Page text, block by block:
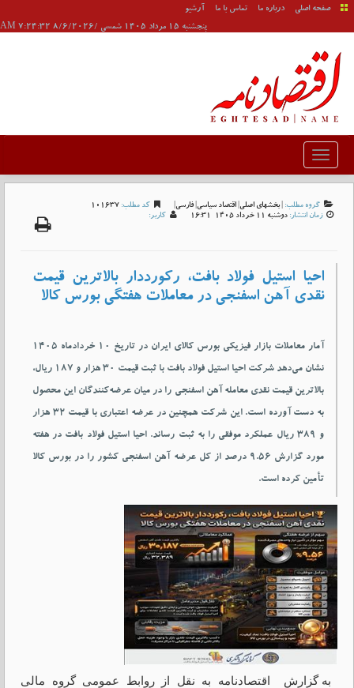
صفحه اصلی درباره ما تماس با ما
آرشیو
پنجشنبه 15 مرداد 1405 شمسی /8/6/2026 7:24:32 AM
گروه مطلب: | بخشهای اصلی| اقتصاد سیاسی| فارسی| کد مطلب: 101637
زمان انتشار: دوشنبه 11 خرداد 1405-16:31 کاربر:
احیا استیل فولاد بافت، رکورددار بالاترین قیمت
نقدی آهن اسفنجی در معاملات هفتگی بورس کالا
آمار معاملات بازار فیزیکی بورس کالای ایران در تاریخ ۱۰ خردادماه ۱۴۰۵
نشان می‌دهد شرکت احیا استیل فولاد بافت با ثبت قیمت ۳۰ هزار و ۱۸۷ ریال،
بالاترین قیمت نقدی معامله آهن اسفنجی را در میان عرضه‌کنندگان این محصول
به دست آورده است. این شرکت همچنین در عرضه اعتباری با قیمت ۳۲ هزار
و ۳۸۹ ریال عملکرد موفقی را به ثبت رساند. احیا استیل فولاد بافت در هفته
مورد گزارش ۹.۵۶ درصد از کل عرضه آهن اسفنجی کشور را در بورس کالا
تأمین کرده است.
به گزارش اقتصادنامه به نقل از روابط عمومی گروه مالی